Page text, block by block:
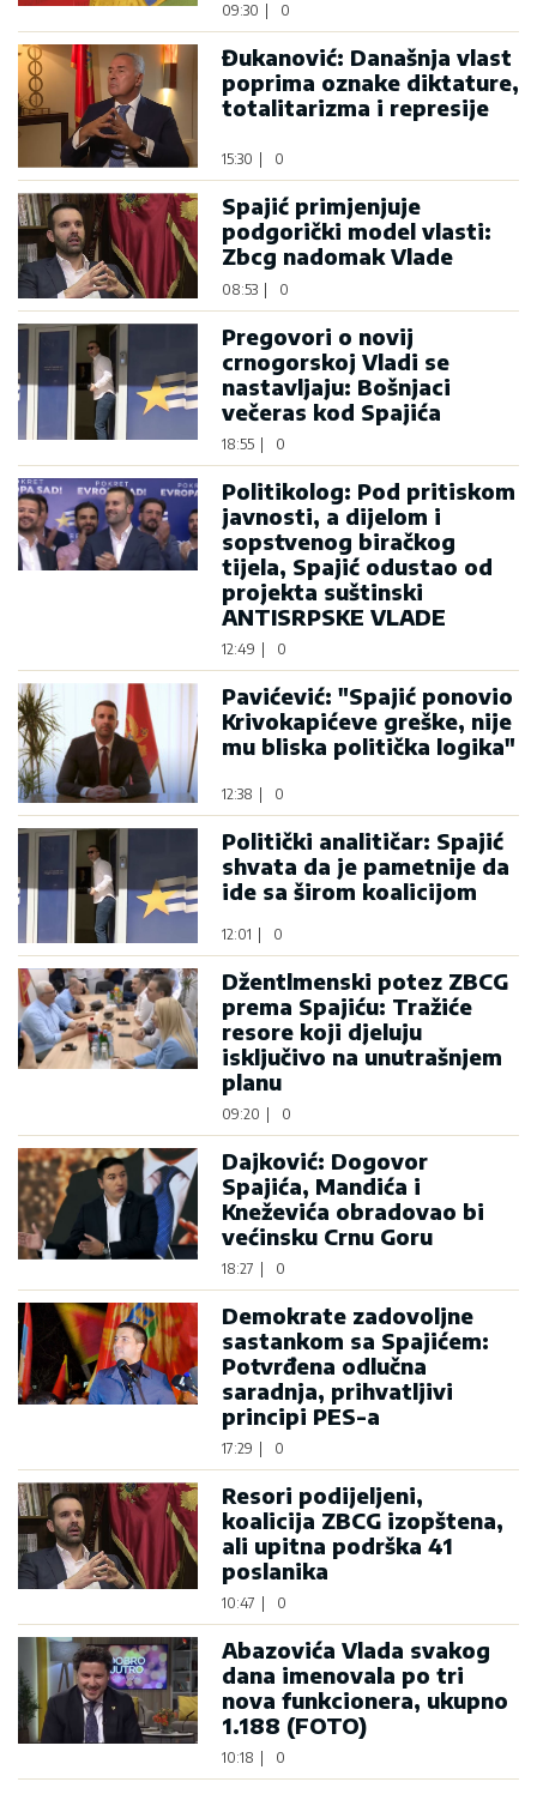
09:30 0
Đukanović: Današnja vlast
poprima oznake diktature,
totalitarizma i represije
15:30 0
Spajić primjenjuje
podgorički model vlasti:
Zbcg nadomak Vlade
08:53 0
Pregovori o novij
crnogorskoj Vladi se
nastavljaju: Bošnjaci
večeras kod Spajića
18:55 0
Politikolog: Pod pritiskom
javnosti, a dijelom i
sopstvenog biračkog
tijela, Spajić odustao od
projekta suštinski
ANTISRPSKE VLADE
12:49 0
Pavićević: "Spajić ponovio
Krivokapićeve greške, nije
mu bliska politička logika"
12:38 0
Politički analitičar: Spajić
shvata da je pametnije da
ide sa širom koalicijom
12:01 0
Džentlmenski potez ZBCG
prema Spajiću: Tražiće
resore koji djeluju
isključivo na unutrašnjem
planu
09:20 0
Dajković: Dogovor
Spajića, Mandića i
Kneževića obradovao bi
većinsku Crnu Goru
18:27 0
Demokrate zadovoljne
sastankom sa Spajićem:
Potvrđena odlučna
saradnja, prihvatljivi
principi PES-a
17:29 0
Resori podijeljeni,
koalicija ZBCG izopštena,
ali upitna podrška 41
poslanika
10:47 0
Abazovića Vlada svakog
dana imenovala po tri
nova funkcionera, ukupno
1.188 (FOTO)
10:18 0